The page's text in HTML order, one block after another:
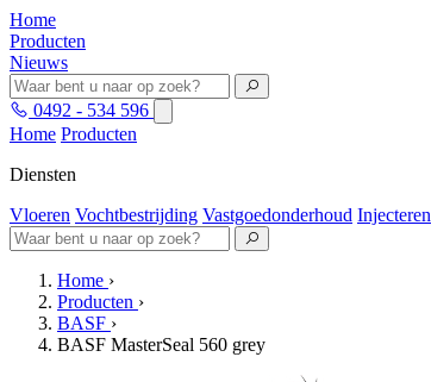
Home
Producten
Nieuws
0492 - 534 596
Home Producten
Diensten
Vloeren Vochtbestrijding Vastgoedonderhoud Injecteren
Home ›
Producten ›
BASF ›
BASF MasterSeal 560 grey